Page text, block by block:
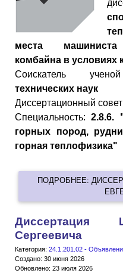
места машиниста
комбайна в условиях
Cоискатель
технических наук
Диссертационный
Специальность:2.8.6.
горных пород,
горная теплофизика"
ПОДРОБНЕЕ:
Диссертация
Сергеевича
Категория: 24.1.201.02 -
Создано: 30 июня 2026
Обновлено: 23 июля 2026